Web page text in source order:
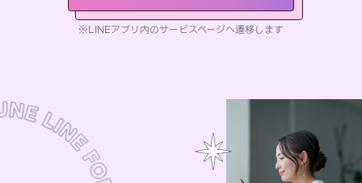
※LINEアプリ内のサービスページへ遷移します